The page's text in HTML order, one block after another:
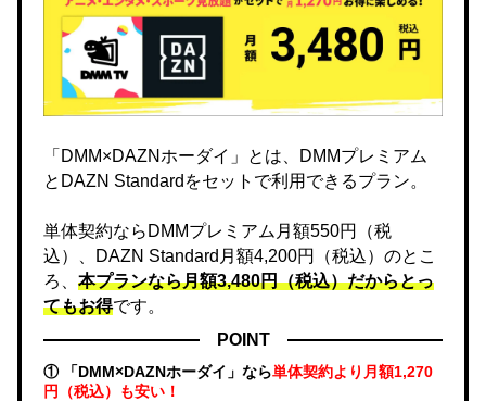
「DMM×DAZNホーダイ」とは、DMMプレミアム
とDAZN Standardをセットで利用できるプラン。
単体契約ならDMMプレミアム月額550円（税
込）、DAZN Standard月額4,200円（税込）のとこ
ろ、 本プランなら月額3,480円（税込）だからとっ
てもお得です。
POINT
① 「DMM×DAZNホーダイ」なら単体契約より月額1,270
円（税込）も安い！